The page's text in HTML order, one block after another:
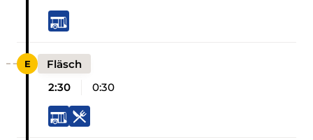
Fläsch
2:30
0:30